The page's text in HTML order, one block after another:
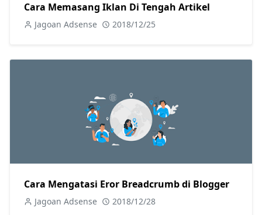
Cara Memasang Iklan Di Tengah Artikel
Jagoan Adsense 2018/12/25
Cara Mengatasi Eror Breadcrumb di Blogger
Jagoan Adsense 2018/12/28